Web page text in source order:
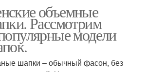
объемные
Рассмотрим
модели
шапки – обычный фасон, без